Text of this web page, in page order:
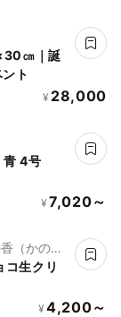
㎝｜誕
ト
¥ 28,000
4号
¥ 7,020～
（かの
コ生クリ
¥ 4,200～